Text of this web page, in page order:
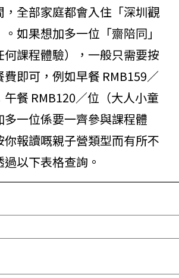
，全部家庭都會入住「深圳觀
如果想加多一位「齋陪同」
何課程體驗），一般只需要按
即可，例如早餐 RMB159／
餐 RMB120／位（大人小童
一位係要一齊參與課程體
你報讀嘅親子營類型而有所不
以下表格查詢。